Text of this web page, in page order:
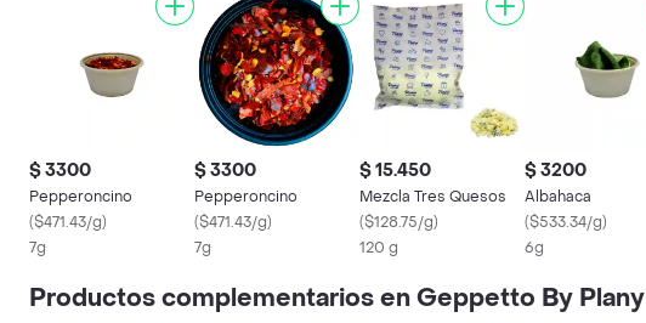
$ 3300
Pepperoncino
($471.43/g)
7g
$ 3300
Pepperoncino
($471.43/g)
7g
$ 15.450
Mezcla Tres Quesos
($128.75/g)
120 g
$ 3200
Albahaca
($533.34/g)
6g
Productos complementarios en Geppetto By Plany